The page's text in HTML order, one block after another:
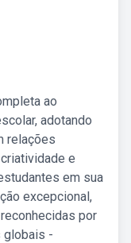
ao
adotando
relações
e
em sua
excepcional,
por
globais -